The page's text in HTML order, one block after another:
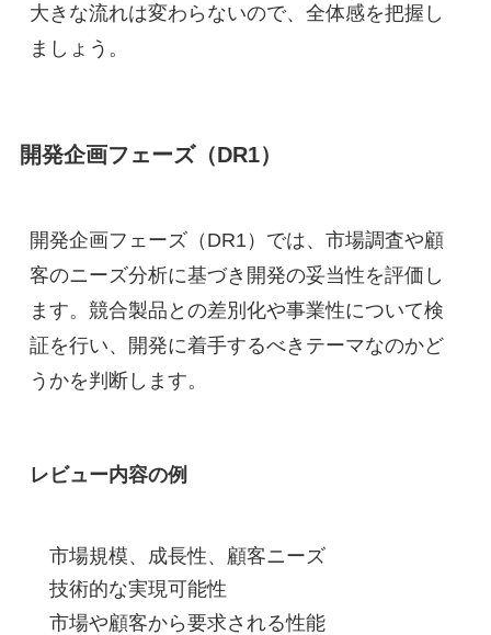
大きな流れは変わらないので、全体感を把握し
ましょう。
開発企画フェーズ（DR1）
開発企画フェーズ（DR1）では、市場調査や顧
客のニーズ分析に基づき開発の妥当性を評価し
ます。競合製品との差別化や事業性について検
証を行い、開発に着手するべきテーマなのかど
うかを判断します。
レビュー内容の例
市場規模、成長性、顧客ニーズ
技術的な実現可能性
市場や顧客から要求される性能